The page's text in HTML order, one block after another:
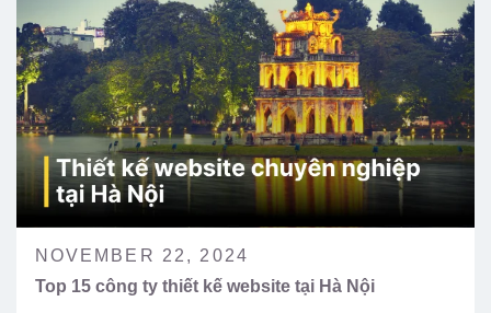
NOVEMBER 22, 2024
Top 15 công ty thiết kế website tại Hà Nội